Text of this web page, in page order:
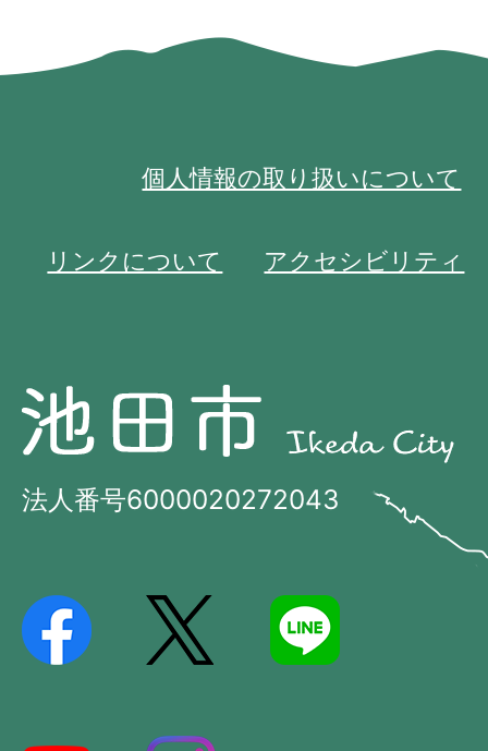
個人情報の取り扱いについて
リンクについて アクセシビリティ
池
田
市
法人番号6000020272043
田
市
の